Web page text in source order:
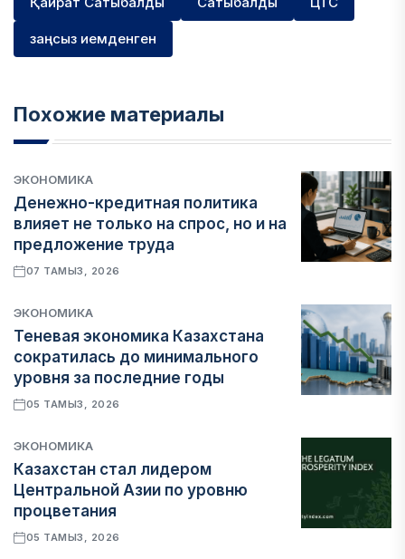
заңсыз иемденген
Похожие материалы
ЭКОНОМИКА
Денежно-кредитная политика
влияет не только на спрос, но и на
предложение труда
07 ТАМЫЗ, 2026
ЭКОНОМИКА
Теневая экономика Казахстана
сократилась до минимального
уровня за последние годы
05 ТАМЫЗ, 2026
ЭКОНОМИКА
Казахстан стал лидером
Центральной Азии по уровню
процветания
05 ТАМЫЗ, 2026